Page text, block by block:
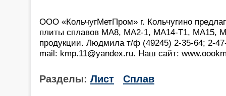
ООО «КольчугМетПром» г. Кольчугино
плиты сплавов МА8, МА2-1, МА14-Т1, МА15,
продукции. Людмила т/ф (49245) 2-35-64; 2-
mail: kmp.11@yandex.ru. Наш сайт:
Разделы: Лист Сплав